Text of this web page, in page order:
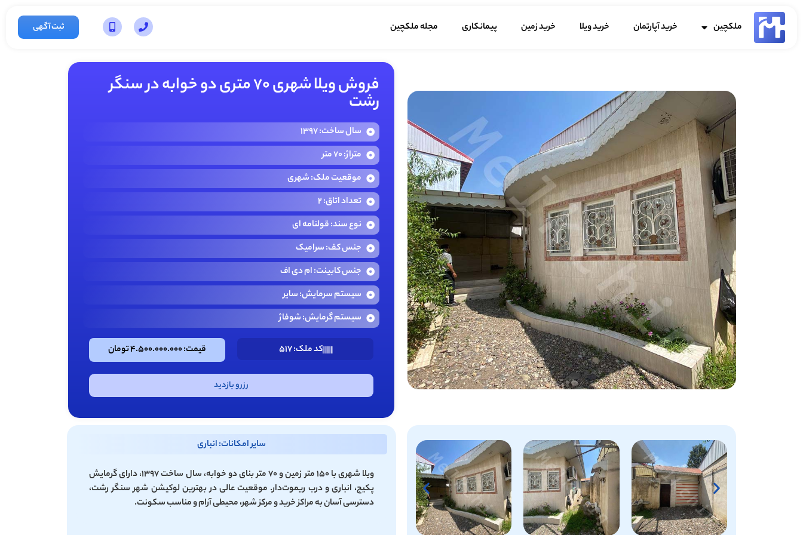
ملکچین خرید آپارتمان خرید ویلا خرید زمین پیمانکاری مجله ملکچین ثبت آگهی
فروش ویلا شهری ۷۰ متری دو خوابه در سنگر
رشت
سال ساخت: 1397
متراژ: 70 متر
موقعیت ملک: شهری
تعداد اتاق: 2
نوع سند: قولنامه ای
جنس کف: سرامیک
جنس کابینت: ام دی اف
سیستم سرمایش: سایر
سیستم گرمایش: شوفاژ
کد ملک: 517 قیمت: 4.500.000.000 تومان
رزرو بازدید
سایر امکانات: انباری
ویلا شهری با ۱۵۰ متر زمین و ۷۰ متر بنای دو خوابه، سال ساخت ۱۳۹۷، دارای گرمایش
پکیج، انباری و درب ریموت‌دار. موقعیت عالی در بهترین لوکیشن شهر سنگر رشت،
دسترسی آسان به مراکز خرید و مرکز شهر، محیطی آرام و مناسب سکونت.